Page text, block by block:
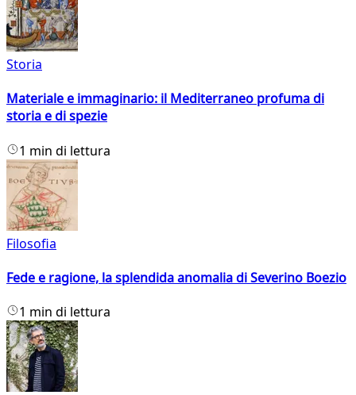
Storia
Materiale e immaginario: il Mediterraneo profuma di
storia e di spezie
1 min di lettura
Filosofia
Fede e ragione, la splendida anomalia di Severino Boezio
1 min di lettura